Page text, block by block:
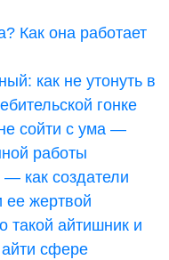
Как она работает
как не утонуть в
гонке
сойти с ума —
работы
как создатели
ее жертвой
такой айтишник и
сфере